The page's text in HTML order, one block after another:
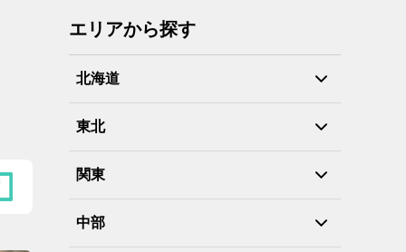
エリアから探す
北海道
東北
関東
中部